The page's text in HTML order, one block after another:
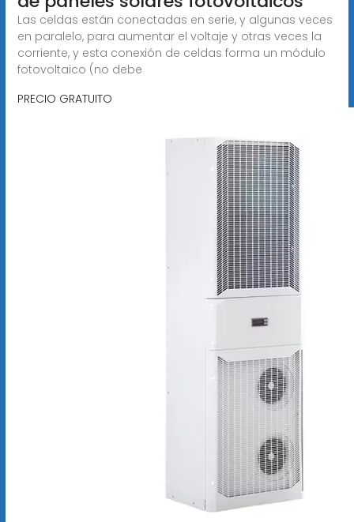
Las celdas están conectadas en serie, y algunas veces
en paralelo, para aumentar el voltaje y otras veces la
corriente, y esta conexión de celdas forma un módulo
fotovoltaico (no debe
PRECIO GRATUITO